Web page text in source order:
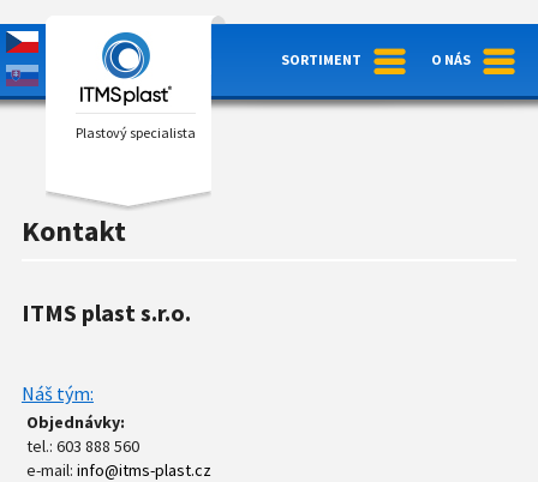
O NÁS
SORTIMENT
Plastový specialista
Kontakt
ITMS plast s.r.o.
Náš tým:
Objednávky:
tel.: 603 888 560
e-mail:info@itms-plast.cz